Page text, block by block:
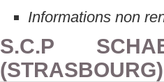
Informations non
S.C.P
(STRASBOURG)